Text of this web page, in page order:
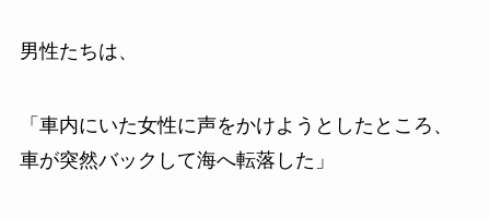
男性たちは、
「車内にいた女性に声をかけようとしたところ、
車が突然バックして海へ転落した」